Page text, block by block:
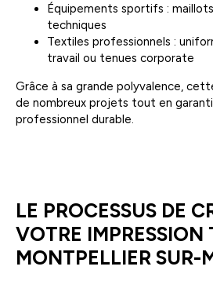
Équipements sportifs :
techniques
Textiles professionnels :
travail ou tenues corporate
Grâce à sa grande polyvalence,
de nombreux projets tout en
professionnel durable.
LE PROCESSUS DE
VOTRE IMPRESSION
MONTPELLIER SUR-